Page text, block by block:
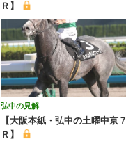
Ｒ】
弘中の見解
【大阪本紙・弘中の土曜中京７
Ｒ】